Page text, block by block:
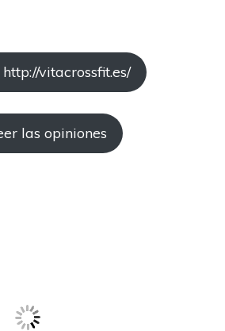
vitacrossfit.es/
las opiniones